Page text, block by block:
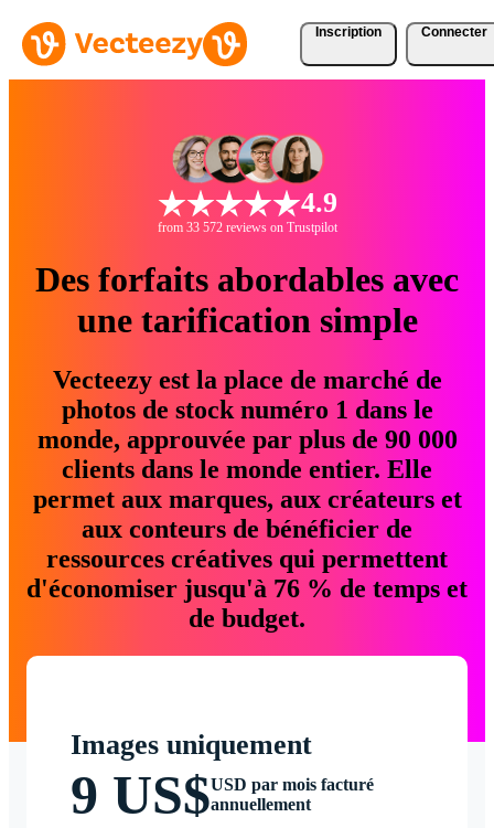
Inscription Connecter
4.9
from 33 572 reviews on Trustpilot
Des forfaits abordables avec
une tarification simple
Vecteezy est la place de marché de
photos de stock numéro 1 dans le
monde, approuvée par plus de 90 000
clients dans le monde entier. Elle
permet aux marques, aux créateurs et
aux conteurs de bénéficier de
ressources créatives qui permettent
d'économiser jusqu'à 76 % de temps et
de budget.
Images uniquement
9 US$USD par mois facturé
annuellement